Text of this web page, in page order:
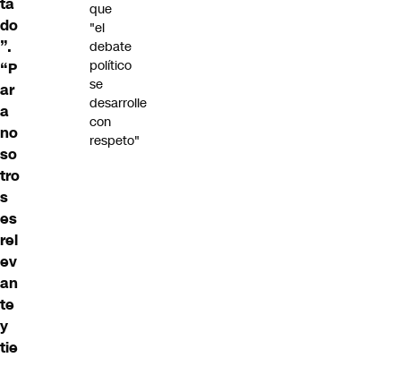
do
”.
“P
ar
a
no
so
tro
s
es
rel
ev
an
te
y
tie
que
"el
debate
político
se
desarrolle
con
respeto"